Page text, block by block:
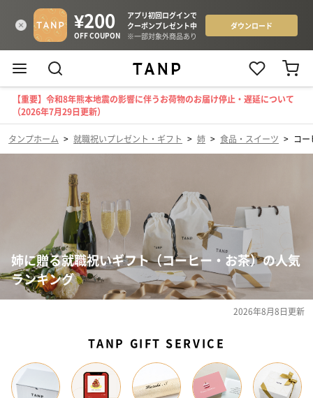
【重要】令和8年熊本地震の影響に伴うお荷物のお届け停止・遅延について
（2026年7月29日更新）
タンプホーム > 就職祝いプレゼント・ギフト > 姉 > 食品・スイーツ > コ
姉に贈る就職祝いギフト（コーヒー・お茶）の人気
ランキング
2026年8月8日更新
TANP GIFT SERVICE